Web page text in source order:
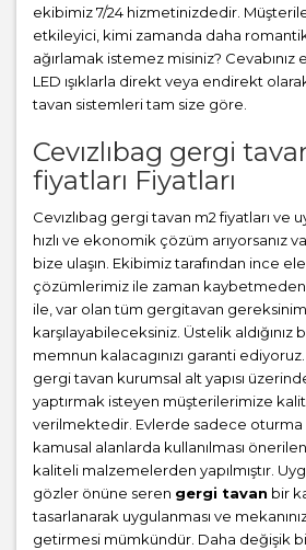
ekibimiz 7/24 hizmetinizdedir.
etkileyici, kimi zamanda daha
ağırlamak istemez misiniz?
LED ışıklarla direkt veya endirekt
tavan sistemleri tam size göre.
Cevızlıbag gergi
fiyatları Fiyatları
Cevızlıbag gergi tavan m2 fiyatları ve
hızlı ve ekonomik çözüm arıyorsanız
bize ulaşın. Ekibimiz tarafından ince
çözümlerimiz ile zaman kaybetmeden
ile, var olan tüm gergitavan
karşılayabileceksiniz. Üstelik aldığınız
memnun kalacagınızı garanti
gergi tavan kurumsal alt yapısı
yaptırmak isteyen müşterilerimize
verilmektedir. Evlerde sadece oturma
kamusal alanlarda kullanılması
kaliteli malzemelerden yapılmıştır.
gözler önüne seren gergi tavan bir
tasarlanarak uygulanması ve
getirmesi mümkündür. Daha değişik